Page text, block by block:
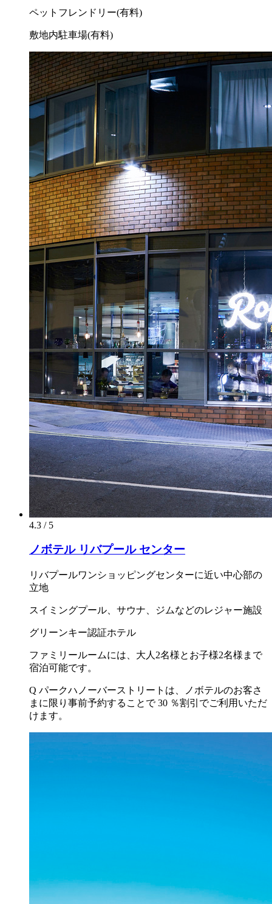
ペットフレンドリー(有料)
敷地内駐車場(有料)
4.3 / 5
ノボテル リバプール センター
リバプールワンショッピングセンターに近い中心部の
立地
スイミングプール、サウナ、ジムなどのレジャー施設
グリーンキー認証ホテル
ファミリールームには、大人2名様とお子様2名様まで
宿泊可能です。
Q パークハノーバーストリートは、ノボテルのお客さ
まに限り事前予約することで 30 ％割引でご利用いただ
けます。